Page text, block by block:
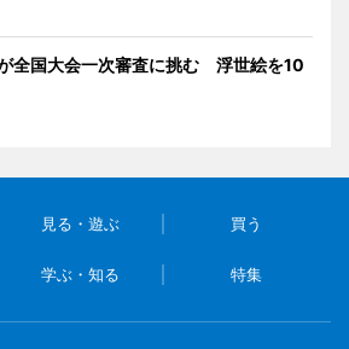
全国大会一次審査に挑む 浮世絵を10
見る・遊ぶ 買う
学ぶ・知る 特集